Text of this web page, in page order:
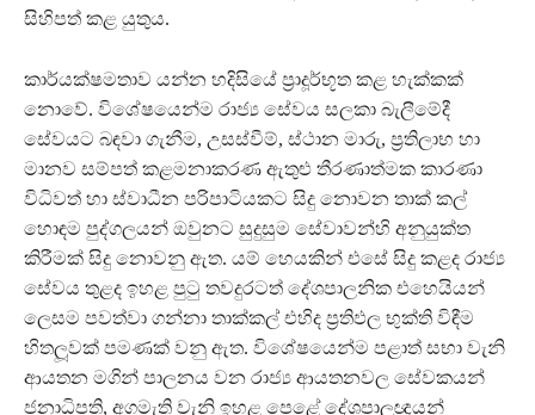
සිහිපත් කළ යුතුය.
කාර්යක්ෂමතාව යන්න හදිසියේ ප්‍රාදූර්භූත කළ හැක්කක්
නොවේ. විශේෂයෙන්ම රාජ්‍ය සේවය සලකා බැලීමේදී
සේවයට බඳවා ගැනීම, උසස්වීම්, ස්ථාන මාරු, ප්‍රතිලාභ හා
මානව සම්පත් කළමනාකරණ ඇතුළු තීරණාත්මක කාරණා
විධිවත් හා ස්වාධීන පරිපාටියකට සිදු නොවන තාක් කල්
හොඳම පුද්ගලයන් ඔවුනට සුදුසුම සේවාවන්හි අනුයුක්ත
කිරීමක් සිදු නොවනු ඇත. යම් හෙයකින් එසේ සිදු කළද රාජ්‍ය
සේවය තුළද ඉහළ පුටු තවදුරටත් දේශපාලනික එහෙයියන්
ලෙසම පවත්වා ගන්නා තාක්කල් එහිද ප්‍රතිඵල භුක්ති විඳීම
හිතලූවක් පමණක් වනු ඇත. විශේෂයෙන්ම පළාත් සභා වැනි
ආයතන මගින් පාලනය වන රාජ්‍ය ආයතනවල සේවකයන්
ජනාධිපති, අගමැති වැනි ඉහළ පෙළේ දේශපාලඥයන්